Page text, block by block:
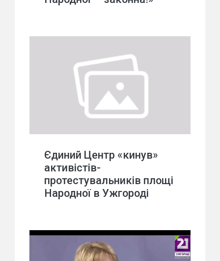
Єдиний Центр «кинув»
активістів-
протестувальників площі
Народної в Ужгороді